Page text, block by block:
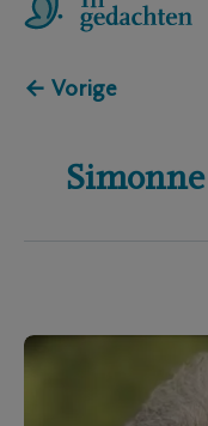
← Vorige